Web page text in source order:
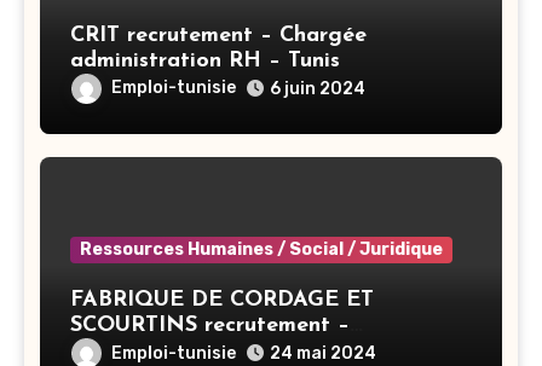
CRIT recrutement – Chargée
administration RH – Tunis
Emploi-tunisie 6 juin 2024
Ressources Humaines / Social / Juridique
FABRIQUE DE CORDAGE ET
SCOURTINS recrutement –
Responsable RH – Ben Arous
Emploi-tunisie 24 mai 2024